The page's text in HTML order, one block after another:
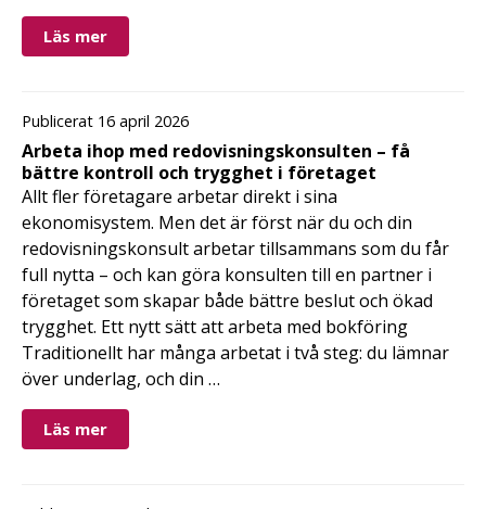
Läs mer
Publicerat 16 april 2026
Arbeta ihop med redovisningskonsulten – få
bättre kontroll och trygghet i företaget
Allt fler företagare arbetar direkt i sina
ekonomisystem. Men det är först när du och din
redovisningskonsult arbetar tillsammans som du får
full nytta – och kan göra konsulten till en partner i
företaget som skapar både bättre beslut och ökad
trygghet. Ett nytt sätt att arbeta med bokföring
Traditionellt har många arbetat i två steg: du lämnar
över underlag, och din …
Läs mer